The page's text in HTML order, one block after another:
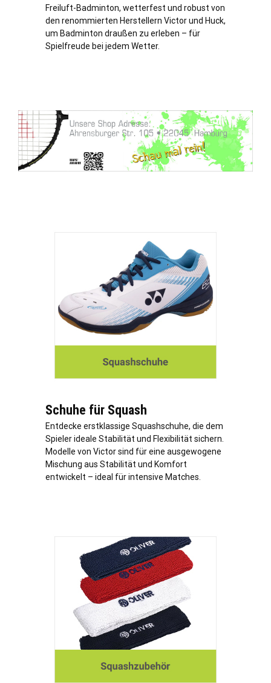
Freiluft-Badminton, wetterfest und robust von
den renommierten Herstellern Victor und Huck,
um Badminton draußen zu erleben – für
Spielfreude bei jedem Wetter.
Schuhe für Squash
Entdecke erstklassige Squashschuhe, die dem
Spieler ideale Stabilität und Flexibilität sichern.
Modelle von Victor sind für eine ausgewogene
Mischung aus Stabilität und Komfort
entwickelt – ideal für intensive Matches.